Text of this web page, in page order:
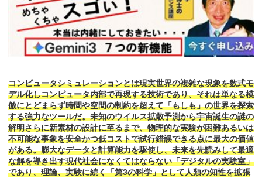
コンピュータシミュレーションとは現実世界の複雑な現象を数式モ
デル化しコンピュータ内部で再現する技術であり、それは単なる模
倣にとどまらず時間や空間の制約を超えて「もしも」の世界を探索
する強力なツールだ。未知のウイルス拡散予測から宇宙誕生の謎の
解明さらに新素材の設計に至るまで、物理的な実験が困難あるいは
不可能な事象を安全かつ低コストで試行錯誤できる点に最大の価値
がある。膨大なデータと計算能力を駆使し、未来を先読みして最適
な解を導き出す現代社会になくてはならない「デジタルの実験室」
であり、理論、実験に続く「第3の科学」として人類の知性を拡張